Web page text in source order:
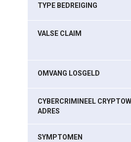
TYPE BEDREIGING
VALSE CLAIM
OMVANG LOSGELD
CYBERCRIMINEEL
ADRES
SYMPTOMEN